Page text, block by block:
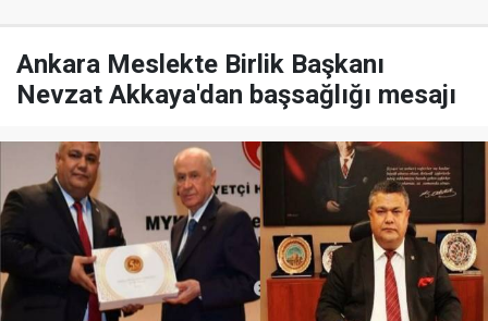
Ankara Meslekte Birlik Başkanı
Nevzat Akkaya'dan başsağlığı mesajı